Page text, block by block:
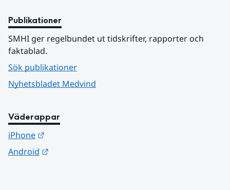
Publikationer
SMHI ger regelbundet ut tidskrifter, rapporter och
faktablad.
Sök publikationer
Nyhetsbladet Medvind
Väderappar
iPhone
Android